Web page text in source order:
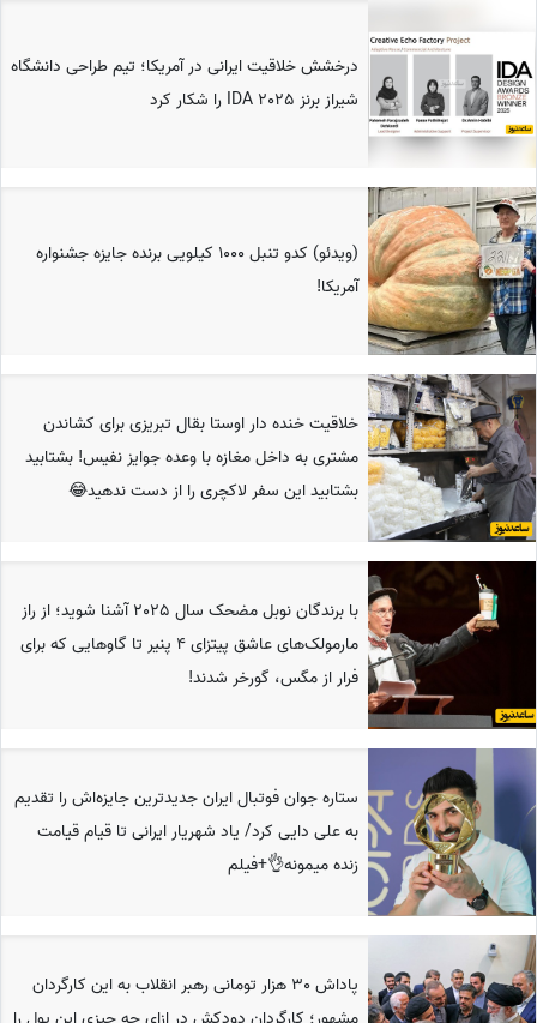
درخشش خلاقیت ایرانی در آمریکا؛ تیم طراحی دانشگاه
شیراز برنز IDA 2025 را شکار کرد
(ویدئو) کدو تنبل 1000 کیلویی برنده جایزه جشنواره
آمریکا!
خلاقیت خنده دار اوستا بقال تبریزی برای کشاندن
مشتری به داخل مغازه با وعده جوایز نفیس! بشتابید
بشتابید این سفر لاکچری را از دست ندهید😂
با برندگان نوبل مضحک سال 2025 آشنا شوید؛ از راز
مارمولک‌های عاشق پیتزای 4 پنیر تا گاوهایی که برای
فرار از مگس، گورخر شدند!
ستاره جوان فوتبال ایران جدیدترین جایزه‌اش را تقدیم
به علی دایی کرد/ یاد شهریار ایرانی تا قیام قیامت
زنده میمونه👌+فیلم
پاداش 30 هزار تومانی رهبر انقلاب به این کارگردان